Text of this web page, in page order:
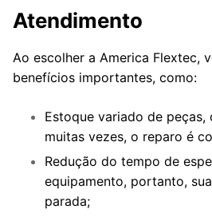
Atendimento
Ao escolher a America Flextec,
benefícios importantes, como:
Estoque variado de peças,
muitas vezes, o reparo é
Redução do tempo de
equipamento, portanto,
parada;